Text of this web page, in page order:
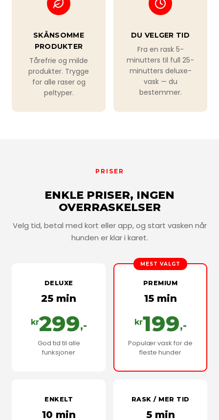
SKÅNSOMME
PRODUKTER
Tårefrie og milde
produkter. Trygge
for alle raser og
peltyper.
DU VELGER TID
Fra en rask 5-
minutters til full 25-
minutters deluxe-
vask — du
bestemmer.
PRISER
ENKLE PRISER, INGEN
OVERRASKELSER
Velg tid, betal med kort eller app, og start vasken når
hunden er klar i karet.
DELUXE
25 min
kr299,-
God tid til alle
funksjoner
MEST VALGT
PREMIUM
15 min
kr199,-
Populær vask for de
fleste hunder
ENKELT
10 min
RASK / MER TID
5 min